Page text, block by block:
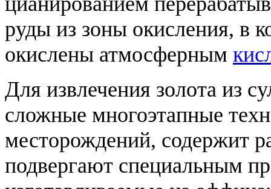
руды из зоны окисления, в
окислены атмосферным
Для извлечения золота из
сложные многоэтапные
месторождений, содержит
подвергают специальным